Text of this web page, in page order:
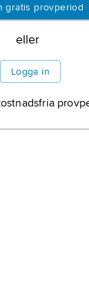
gratis provperiod
eller
Logga in